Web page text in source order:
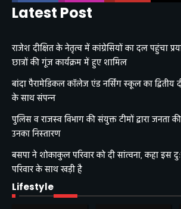
Latest Post
राजेश दीक्षित के नेतृत्व में कांग्रेसियों का दल पहुंचा
छात्रों की गूंज कार्यक्रम में हुए शामिल
बांदा पैरामेडिकल कॉलेज एंड नर्सिंग स्कूल का द्वितीय
के साथ संपन्न
पुलिस व राजस्व विभाग की संयुक्त टीमों द्वारा जनता
उनका निस्तारण
बसपा ने शोकाकुल परिवार को दी सांत्वना, कहा इस
परिवार के साथ खड़ी है
Lifestyle